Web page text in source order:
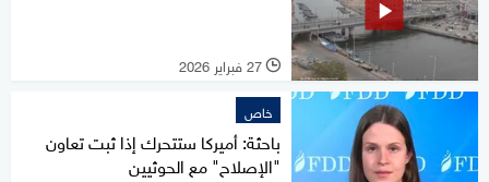
l 27 فبراير 2026
خاص
باحثة: أميركا ستتحرك إذا ثبت تعاون
"الإصلاح" مع الحوثيين